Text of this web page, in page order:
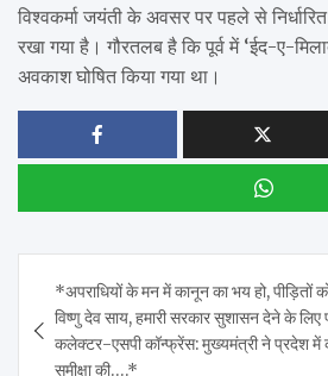
विश्वकर्मा जयंती के अवसर पर पहले से
रखा गया है। गौरतलब है कि पूर्व में ‘ईद-ए-
अवकाश घोषित किया गया था।
navigation
*अपराधियों के मन में कानून का भय हो, पीड़ितों
विष्णु देव साय, हमारी सरकार सुशासन देने के लिए
कलेक्टर-एसपी कॉन्फ्रेंस: मुख्यमंत्री ने प्रदेश में
समीक्षा की….*